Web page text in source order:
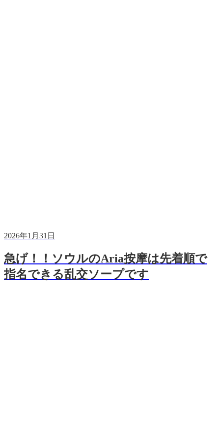
2026年1月31日
急げ！！ソウルのAria按摩は先着順で
指名できる乱交ソープです